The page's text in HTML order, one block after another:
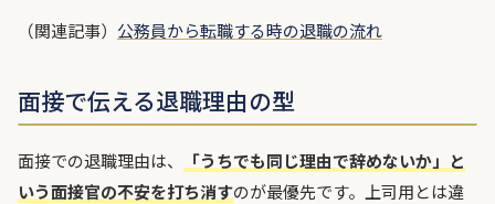
（関連記事） 公務員から転職する時の退職の流れ
面接で伝える退職理由の型
面接での退職理由は、
「うちでも同じ理由で辞めないか」と
いう面接官の不安を打ち消すのが最優先です。上司用とは違